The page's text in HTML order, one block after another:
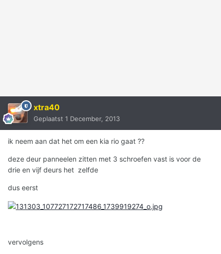
xtra40
Geplaatst 1 December, 2013
ik neem aan dat het om een kia rio gaat ??
deze deur panneelen zitten met 3 schroefen vast is voor de
drie en vijf deurs het zelfde
dus eerst
vervolgens